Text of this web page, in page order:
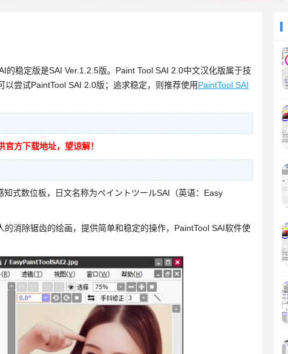
的稳定版是SAI Ver.1.2.5版。Paint Tool SAI 2.0中文汉化版属于技
尝试PaintTool SAI 2.0版；追求稳定，则推荐使用PaintTool SAI
方下载地址，望谅解！
式数位板，日文名称为ペイントツールSAI（英语：Easy
消除锯齿的绘画，提供简单和稳定的操作，PaintTool SAI软件使